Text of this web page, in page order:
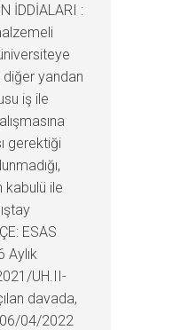
İDDİALARI :
diğer yandan
iş ile
gerektiği
kabulü ile
ESAS
Aylık
UH.II-
davada,
06/04/2022